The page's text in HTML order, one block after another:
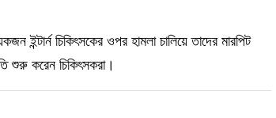
ইন্টার্ন চিকিৎসকের ওপর হামলা চালিয়ে তাদের মারপিট
শুরু করেন চিকিৎসকরা।